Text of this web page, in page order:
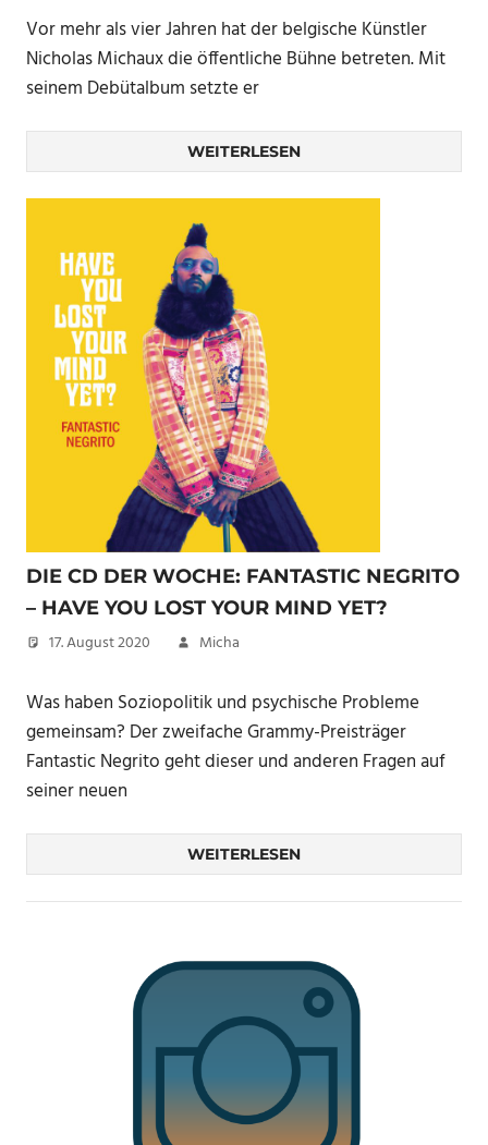
Vor mehr als vier Jahren hat der belgische Künstler
Nicholas Michaux die öffentliche Bühne betreten. Mit
seinem Debütalbum setzte er
WEITERLESEN
DIE CD DER WOCHE: FANTASTIC NEGRITO
– HAVE YOU LOST YOUR MIND YET?
17. August 2020 Micha
Was haben Soziopolitik und psychische Probleme
gemeinsam? Der zweifache Grammy-Preisträger
Fantastic Negrito geht dieser und anderen Fragen auf
seiner neuen
WEITERLESEN